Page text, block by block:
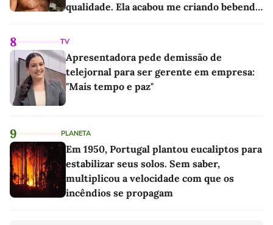
qualidade. Ela acabou me criando bebendo
8 TV
Apresentadora pede demissão de
telejornal para ser gerente em empresa:
"Mais tempo e paz"
9 PLANETA
Em 1950, Portugal plantou eucaliptos para
estabilizar seus solos. Sem saber,
multiplicou a velocidade com que os
incêndios se propagam